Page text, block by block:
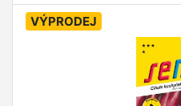
VÝPRODEJ